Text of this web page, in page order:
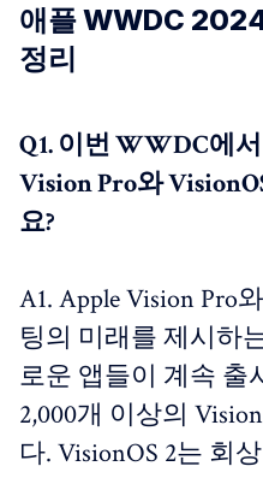
애플 WWDC
정리
Q1. 이번 WWDC에
Vision Pro와
요?
A1. Apple Vision Pro
팅의 미래를 제시하
로운 앱들이 계속 출
2,000개 이상의
다. VisionOS 2는 회